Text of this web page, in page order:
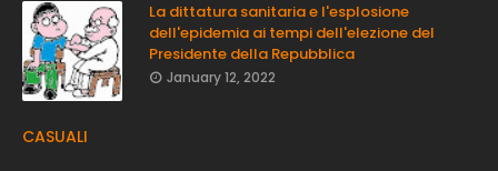
La dittatura sanitaria e l'esplosione
dell'epidemia ai tempi dell'elezione del
Presidente della Repubblica
January 12, 2022
CASUALI